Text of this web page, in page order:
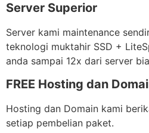
Server Superior
Server kami maintenance
teknologi muktahir SSD +
anda sampai 12x dari server
FREE Hosting dan
Hosting dan Domain kami
setiap pembelian paket.